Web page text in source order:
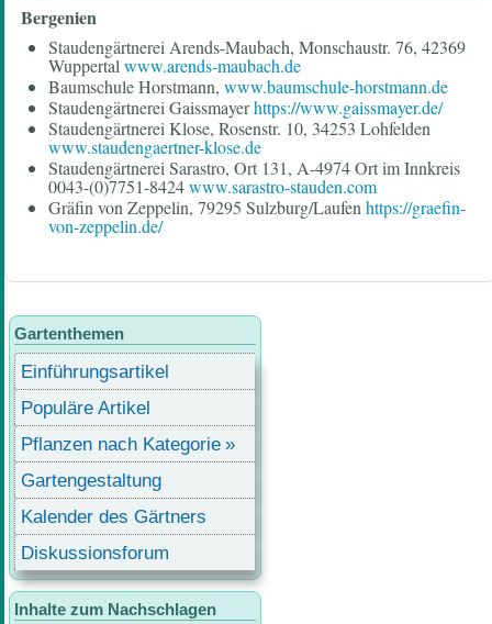
Bergenien
Staudengärtnerei Arends-Maubach, Monschaustr. 76, 42369
Wuppertal www.arends-maubach.de
Baumschule Horstmann, www.baumschule-horstmann.de
Staudengärtnerei Gaissmayerhttps://www.gaissmayer.de/
Staudengärtnerei Klose, Rosenstr. 10, 34253 Lohfelden
www.staudengaertner-klose.de
Staudengärtnerei Sarastro, Ort 131, A-4974 Ort im Innkreis
0043-(0)7751-8424www.sarastro-stauden.com
Gräfin von Zeppelin, 79295 Sulzburg/Laufen https://graefin-
von-zeppelin.de/
Gartenthemen
Einführungsartikel
Populäre Artikel
Pflanzen nach Kategorie
Gartengestaltung
Kalender des Gärtners
Diskussionsforum
Inhalte zum Nachschlagen